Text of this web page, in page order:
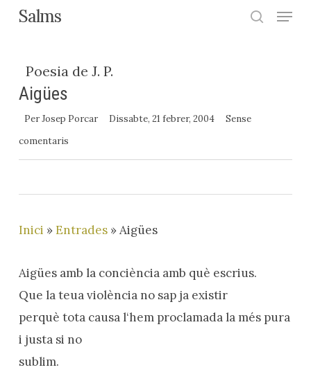
Skip
content
Salms Menu
Poesia de J. P.
Aigües
PerJosep Porcar Dissabte, 21 febrer, 2004
Sense
comentaris
Inici »Entrades»Aigües
Aigües amb la conciència amb què escrius.
Que la teua violència no sap ja existir
perquè tota causa l‘hem proclamada la més pura
i justa si no
sublim.